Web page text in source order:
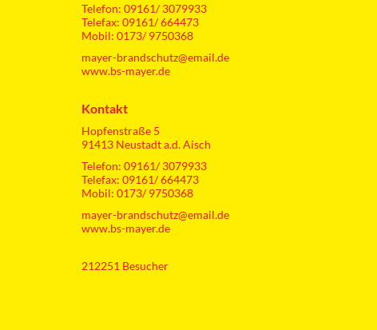
Telefon: 09161/ 3079933
Telefax: 09161/ 664473
Mobil: 0173/ 9750368
mayer-brandschutz@email.de
www.bs-mayer.de
Kontakt
Hopfenstraße 5
91413 Neustadt a.d. Aisch
Telefon: 09161/ 3079933
Telefax: 09161/ 664473
Mobil: 0173/ 9750368
mayer-brandschutz@email.de
www.bs-mayer.de
212251 Besucher